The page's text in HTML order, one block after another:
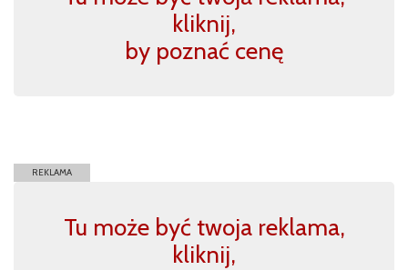
kliknij,
by poznać cenę
REKLAMA
Tu może być twoja reklama,
kliknij,